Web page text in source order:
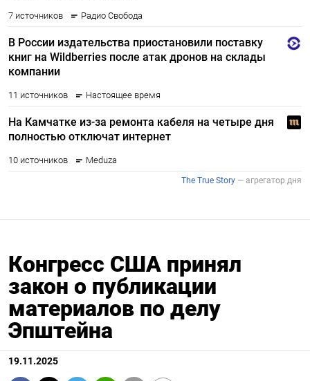
Конгресс США принял
закон о публикации
материалов по делу
Эпштейна
19.11.2025